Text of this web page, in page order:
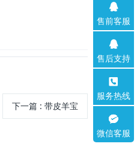
下一篇 : 带皮羊宝
售前客服
售后支持
服务热线
微信客服